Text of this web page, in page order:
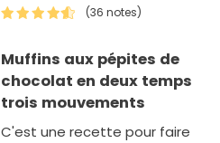
(36 notes)
Muffins aux pépites de
chocolat en deux temps
trois mouvements
C'est une recette pour faire